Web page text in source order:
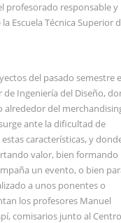
profesorado responsable y
Escuela Técnica Superior
del pasado semestre
de Ingeniería del Diseño,
alrededor del
ante la dificultad de
características, y
valor, bien formando
un evento, o bien
a unos ponentes o
los profesores Manuel
comisarios junto al